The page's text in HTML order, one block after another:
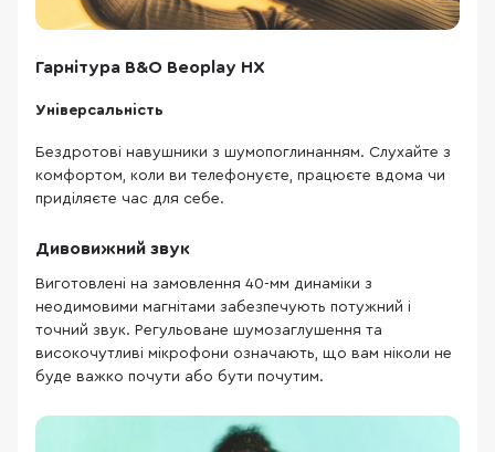
Гарнітура B&O Beoplay HX
Універсальність
Бездротові навушники з шумопоглинанням. Слухайте з
комфортом, коли ви телефонуєте, працюєте вдома чи
приділяєте час для себе.
Дивовижний звук
Виготовлені на замовлення 40-мм динаміки з
неодимовими магнітами забезпечують потужний і
точний звук. Регульоване шумозаглушення та
високочутливі мікрофони означають, що вам ніколи не
буде важко почути або бути почутим.